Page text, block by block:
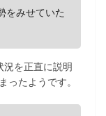
をみせていた
況を正直に説明
ったようです。